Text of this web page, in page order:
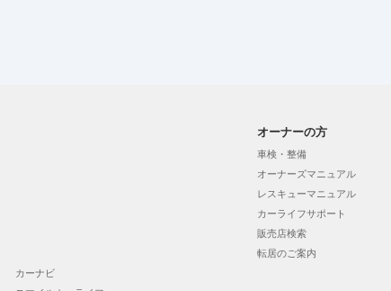
カーナビ
オーナーの方
車検・整備
オーナーズマニュアル
レスキューマニュアル
カーライフサポート
販売店検索
転居のご案内